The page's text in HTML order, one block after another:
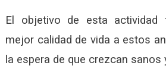
El objetivo de esta actividad
mejor calidad de vida a estos
la espera de que crezcan sanos